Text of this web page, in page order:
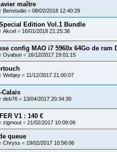
maître
Benstudio « 08/02/2018 12:40:29
Edition Vol.1 Bundle
Akcel « 16/01/2018 21:25:36
config MAO i7 5960x 64Go de ram
Oyabun « 16/12/2017 19:01:15
Webjey « 11/12/2017 21:00:07
Calais
deb76 « 13/04/2017 20:34:30
V1 : 140 €
zigmout « 21/02/2017 10:09:09
queue
Chryss « 19/02/2017 10:56:06